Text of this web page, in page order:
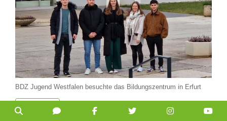
BDZ Jugend Westfalen besuchte das Bildungszentrum in Erfurt